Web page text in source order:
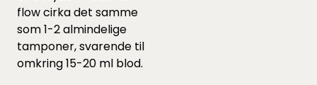
flow cirka det samme
som 1-2 almindelige
tamponer, svarende til
omkring 15-20 ml blod.